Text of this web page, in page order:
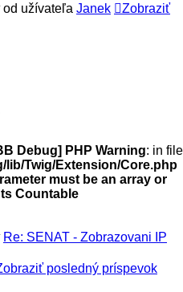
od užívateľa Janek
Zobraziť
Debug] PHP Warning: in file
lib/Twig/Extension/Core.php
must be an array or
Countable
Re: SENAT - Zobrazovani IP
posledný príspevok